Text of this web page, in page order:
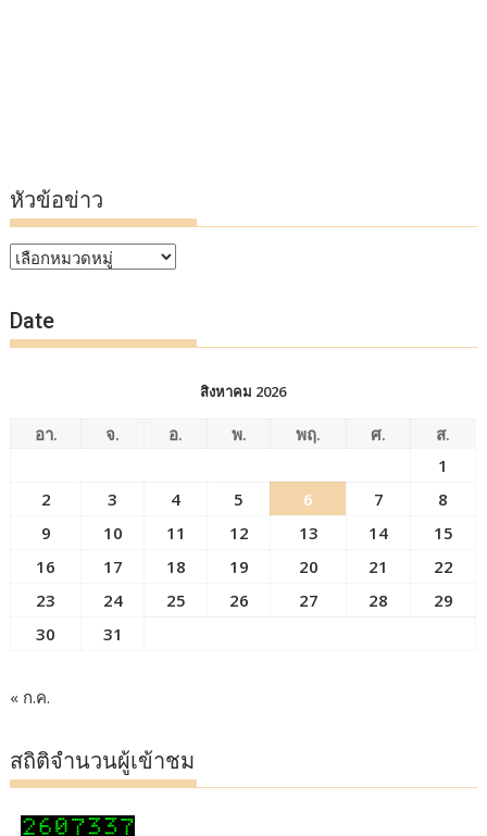
หัวข้อข่าว
หัวข้อ
Date
สิงหาคม 2026
อา. จ. อ. พ. พฤ. ศ.
ส.
1
2
3 4 5 6 7
8
9
10 11 12 13 14
15
16
17 18 19 20 21
22
23
24 25 26 27 28
29
30
31
« ก.ค.
สถิติจำนวนผู้เข้าชม